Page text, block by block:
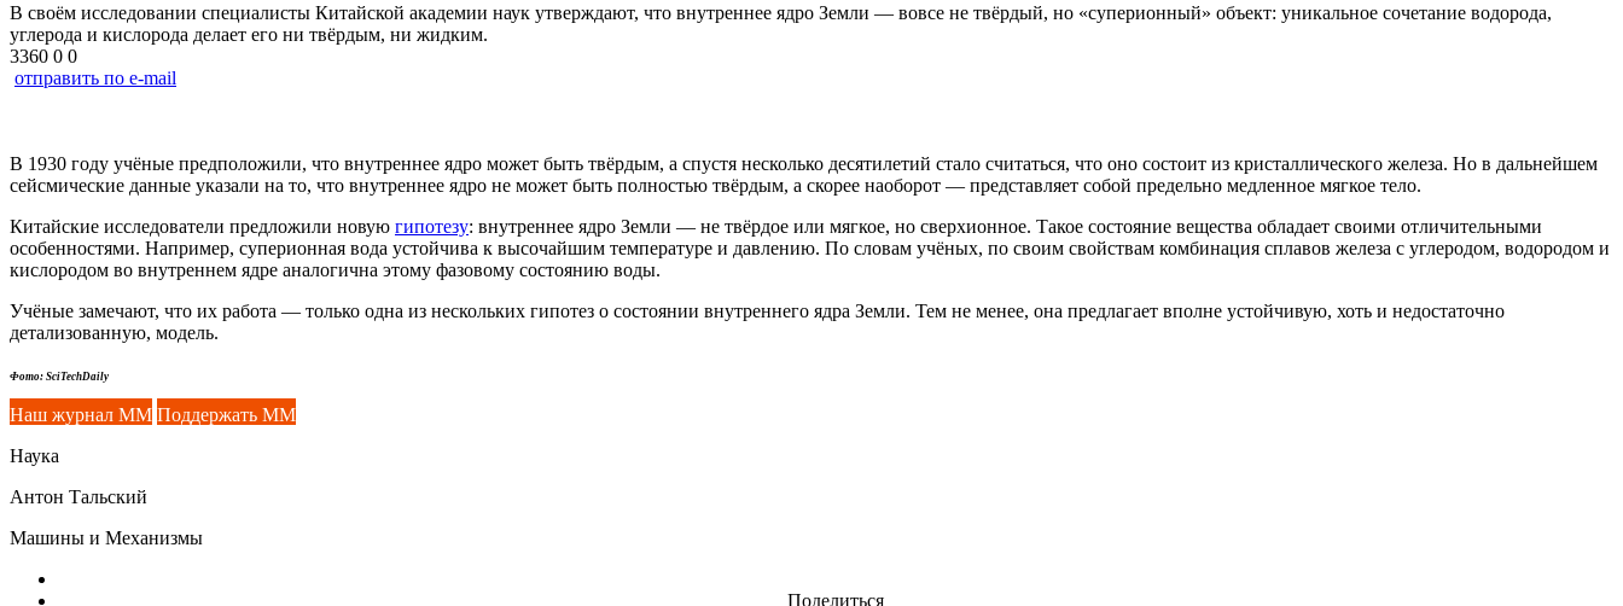
В своём исследовании специалисты Китайской академии наук утверждают, что внутреннее ядро Земли — вовсе не твёрдый, но «суперионный» объект: уникальное сочетание водорода,
углерода и кислорода делает его ни твёрдым, ни жидким.
3360 0 0
отправить по e-mail
В 1930 году учёные предположили, что внутреннее ядро может быть твёрдым, а спустя несколько десятилетий стало считаться, что оно состоит из кристаллического железа. Но в дальнейшем
сейсмические данные указали на то, что внутреннее ядро не может быть полностью твёрдым, а скорее наоборот — представляет собой предельно медленное мягкое тело.
Китайские исследователи предложили новую гипотезу: внутреннее ядро Земли — не твёрдое или мягкое, но сверхионное. Такое состояние вещества обладает своими отличительными
особенностями. Например, суперионная вода устойчива к высочайшим температуре и давлению. По словам учёных, по своим свойствам комбинация сплавов железа с углеродом, водородом и
кислородом во внутреннем ядре аналогична этому фазовому состоянию воды.
Учёные замечают, что их работа — только одна из нескольких гипотез о состоянии внутреннего ядра Земли. Тем не менее, она предлагает вполне устойчивую, хоть и недостаточно
детализованную, модель.
Фото: SciTechDaily
Наш журнал ММ Поддержать ММ
Наука
Антон Тальский
Машины и Механизмы
Поделиться